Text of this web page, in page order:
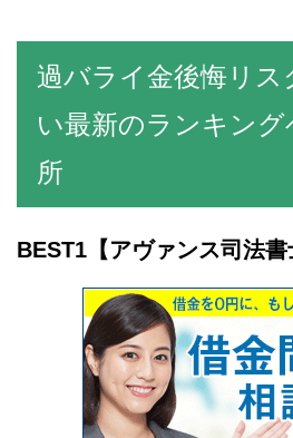
過バライ金後悔リス
い最新のランキン
所
BEST1 【アヴァンス司法書